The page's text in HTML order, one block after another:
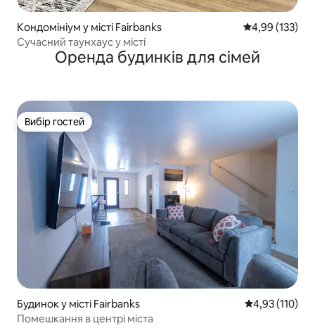
Кондомініум у місті Fairbanks Середня
4,99 (133)
Сучасний таунхаус у місті
Оренда будинків для сімей
Вибір гостей
Вибір гостей
Будинок у місті Fairbanks Середня
4,93 (110)
Помешкання в центрі міста